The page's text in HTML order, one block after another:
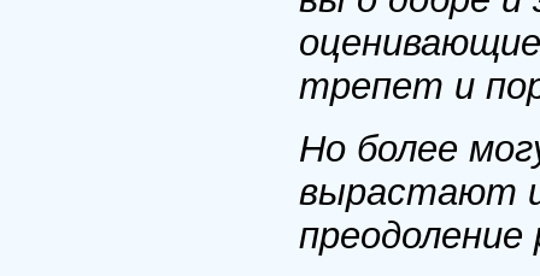
трепет и
Но более
вырастают
преодоление